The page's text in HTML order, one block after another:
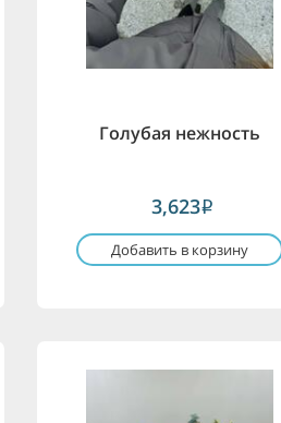
Голубая нежность
3,623i
Добавить в корзину